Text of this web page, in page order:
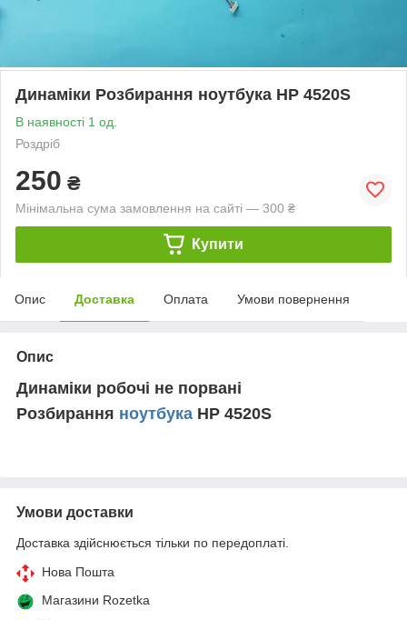
Динаміки Розбирання ноутбука HP 4520S
В наявності 1 од.
Роздріб
250 ₴
Мінімальна сума замовлення на сайті — 300 ₴
Купити
Опис Доставка Оплата Умови повернення
Опис
Динаміки робочі не порвані
Розбирання ноутбука HP 4520S
Умови доставки
Доставка здійснюється тільки по передоплаті.
Нова Пошта
Магазини Rozetka